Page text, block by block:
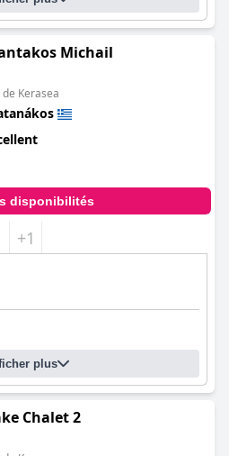
Michail
Kerasea
disponibilités
+1
plus
Chalet 2